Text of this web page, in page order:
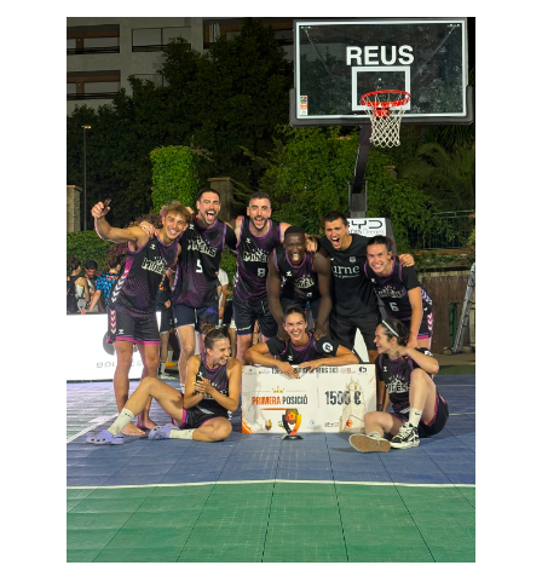
6 de julio de 2026
admin
2026